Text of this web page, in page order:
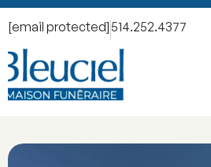
[email protected] 514.252.4377